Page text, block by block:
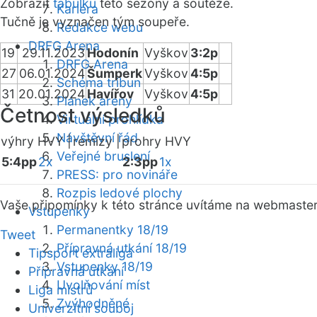
Kariéra
Redakce webu
DRFG Arena
DRFG Arena
Schéma tribun
Plánek areny
Virtuální prohlídka
Návštěvní řád
Veřejné bruslení
PRESS: pro novináře
Rozpis ledové plochy
Vstupenky
Permanentky 18/19
Přípravná utkání 18/19
Vstupenky 18/19
Uvolňování míst
Zvýhodněné
Zobrazit tabulku této sezóny a soutěže.
Tučně je vyznačen tým soupeře.
19 29.11.2023Hodonín Vyškov 3:2p
27 06.01.2024ŠumperkVyškov4:5p
31 20.01.2024Havířov Vyškov4:5p
Četnost výsledků
výhry HVY |remízy |prohry HVY
5:4pp2x 2:3pp1x
Vaše připomínky k této stránce uvítáme na webmaster
Tweet
Tipsport extraliga
Přípravná utkání
Liga mistrů
Univerzitní souboj